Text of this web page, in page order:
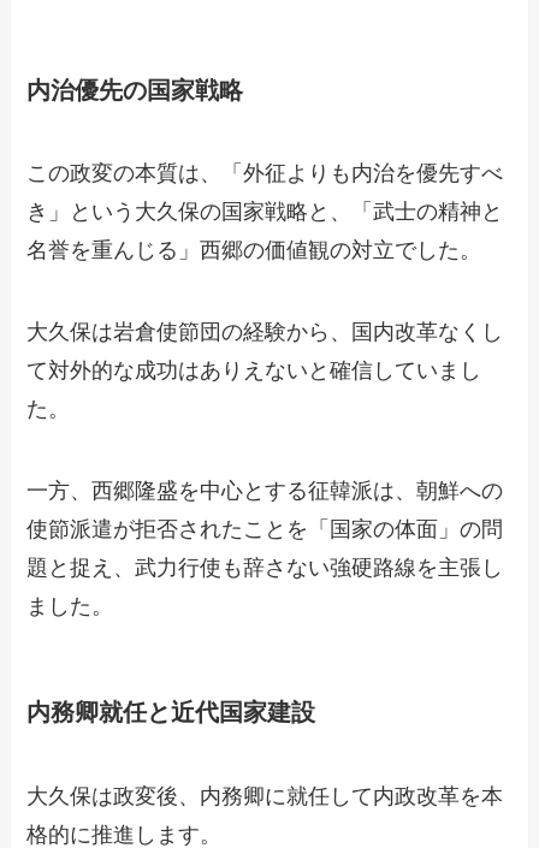
内治優先の国家戦略
この政変の本質は、「外征よりも内治を優先すべ
き」という大久保の国家戦略と、「武士の精神と
名誉を重んじる」西郷の価値観の対立でした。
大久保は岩倉使節団の経験から、国内改革なくし
て対外的な成功はありえないと確信していまし
た。
一方、西郷隆盛を中心とする征韓派は、朝鮮への
使節派遣が拒否されたことを「国家の体面」の問
題と捉え、武力行使も辞さない強硬路線を主張し
ました。
内務卿就任と近代国家建設
大久保は政変後、内務卿に就任して内政改革を本
格的に推進します。